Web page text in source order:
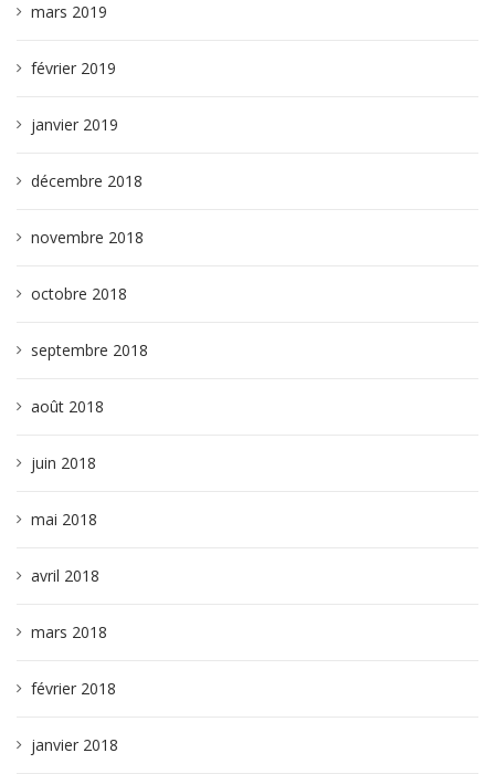
mars 2019
février 2019
janvier 2019
décembre 2018
novembre 2018
octobre 2018
septembre 2018
août 2018
juin 2018
mai 2018
avril 2018
mars 2018
février 2018
janvier 2018